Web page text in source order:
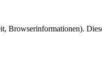
Browserinformationen).